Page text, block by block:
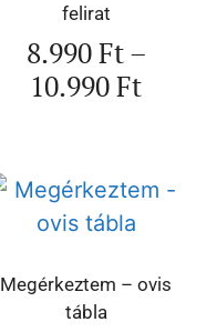
felirat
8.990Ft–
10.990Ft
Megérkeztem – ovis
tábla